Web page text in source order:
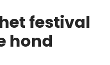
festival
hond